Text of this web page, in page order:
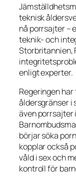
teknisk
nå porrsajter –
teknik- och
Storbritannien,
enligt experter.
Regeringen
åldersgränser i
även porrsajter
börjar söka
kopplar också
våld i sex och
kontroll för